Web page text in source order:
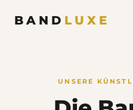
BAND LUXE
UNSERE